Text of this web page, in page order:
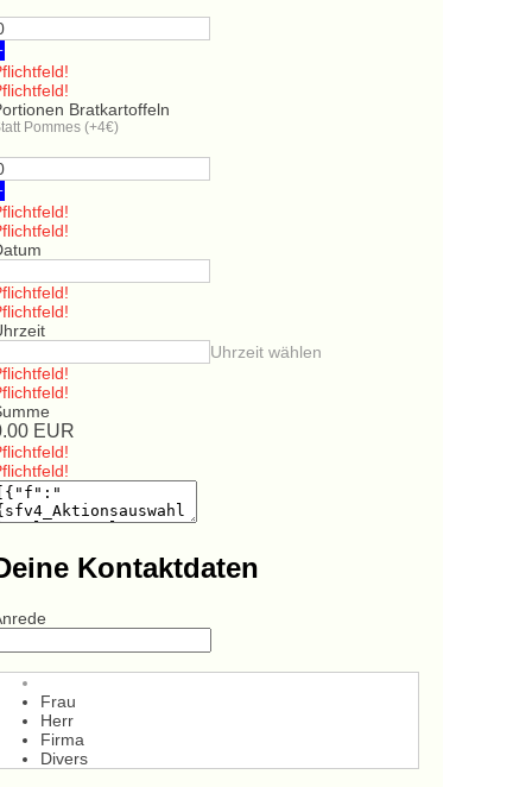
Bratkartoffeln
Pommes (+4€)
Uhrzeit wählen
EUR
Kontaktdaten
Frau
Herr
Firma
Divers